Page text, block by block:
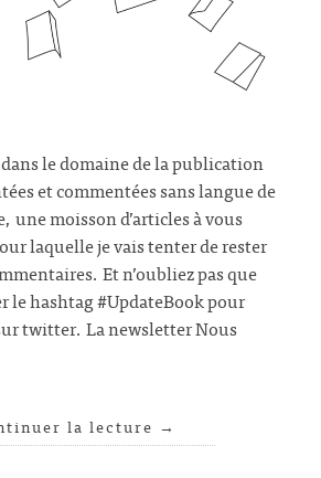
le domaine de la publication
et commentées sans langue de
une moisson d’articles à vous
laquelle je vais tenter de rester
Et n’oubliez pas que
le hashtag #UpdateBook pour
twitter. La newsletter Nous
la lecture →